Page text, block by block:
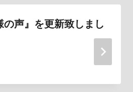
声』を更新致しまし